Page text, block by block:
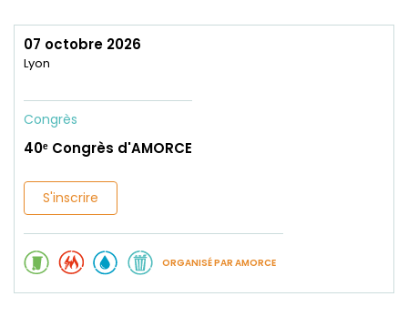
07 octobre 2026
Lyon
Congrès
40ᵉ Congrès d'AMORCE
S'inscrire
ORGANISÉ PAR AMORCE